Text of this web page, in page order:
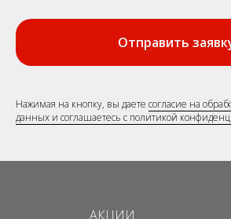
Отправить
Нажимая на кнопку, вы даете согласие на
данных и соглашаетесь c политикой
АКЦИИ